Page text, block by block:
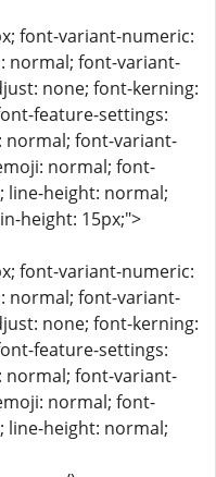
font-variant-numeric:
normal; font-variant-
none; font-kerning:
feature-settings:
font-variant-
normal; font-
line-height: normal;
height: 15px;">
font-variant-numeric:
normal; font-variant-
none; font-kerning:
feature-settings:
font-variant-
normal; font-
line-height: normal;